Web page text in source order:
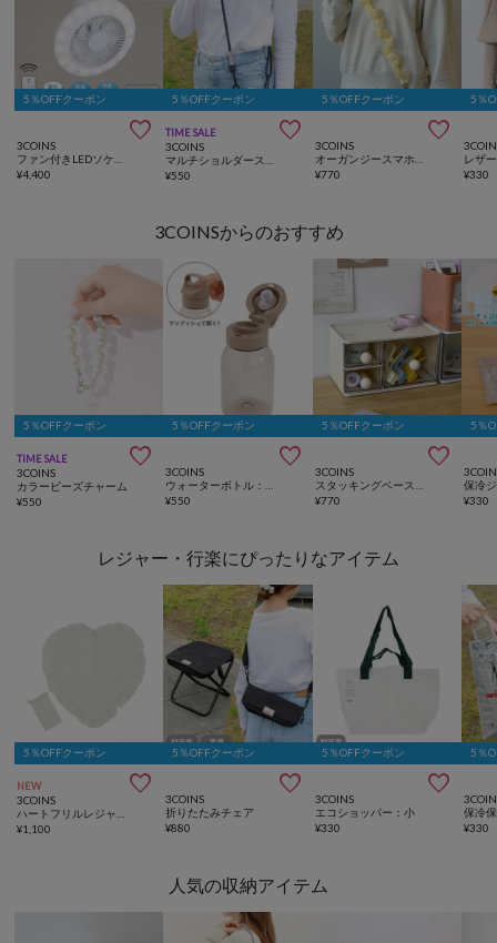
5％OFFクーポン

3COINS
¥4,400
5％OFFクーポン
TIME SALE 
3COINS
¥550
5％OFFクーポン

3COINS
¥770
5％
¥330
3COINSからのおすすめ
5％OFFクーポン
TIME SALE 
3COINS
カラービーズチャーム
¥550
5％OFFクーポン

3COINS
¥550
5％OFFクーポン

3COINS
¥770
5％
¥330
レジャー・行楽にぴったりなアイテム
5％OFFクーポン
NEW 
3COINS
¥1,100
5％OFFクーポン

3COINS
折りたたみチェア
¥880
5％OFFクーポン

3COINS
エコショッパー：小
¥330
5％
¥330
人気の収納アイテム